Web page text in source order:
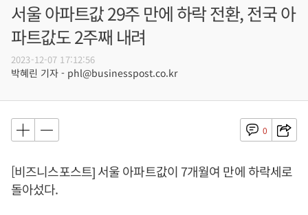
서울 아파트값 29주 만에 하락 전환, 전국 아
파트값도 2주째 내려
2023-12-07 17:12:56
박혜린 기자 - phl@businesspost.co.kr
0
[비즈니스포스트] 서울 아파트값이 7개월여 만에 하락세로
돌아섰다.